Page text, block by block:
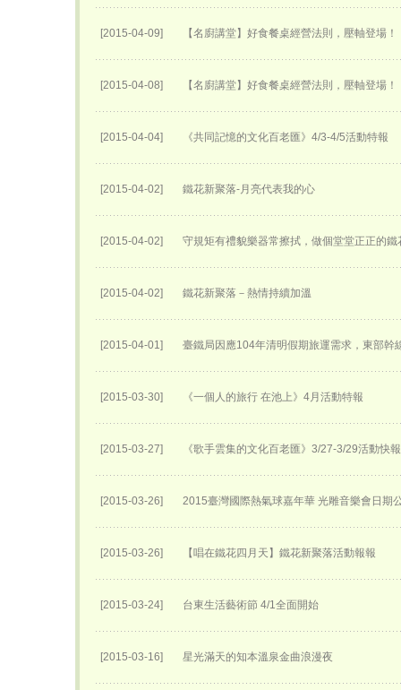
[2015-04-09] 【名廚講堂】好食餐桌經營法則，壓軸登場！
[2015-04-08] 【名廚講堂】好食餐桌經營法則，壓軸登場！
[2015-04-04] 《共同記憶的文化百老匯》4/3-4/5活動特報
[2015-04-02] 鐵花新聚落-月亮代表我的心
[2015-04-02] 守規矩有禮貌樂器常擦拭，做個堂堂正正的鐵
[2015-04-02] 鐵花新聚落－熱情持續加溫
[2015-04-01] 臺鐵局因應104年清明假期旅運需求，東部幹
[2015-03-30] 《一個人的旅行 在池上》4月活動特報
[2015-03-27] 《歌手雲集的文化百老匯》3/27-3/29活動快報
[2015-03-26] 2015臺灣國際熱氣球嘉年華 光雕音樂會日期
[2015-03-26] 【唱在鐵花四月天】鐵花新聚落活動報報
[2015-03-24] 台東生活藝術節 4/1全面開始
[2015-03-16] 星光滿天的知本溫泉金曲浪漫夜